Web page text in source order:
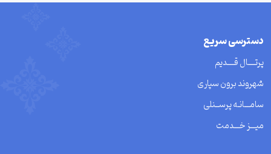
دسترسی سریع
پرتــــال قــــدیم
شهروند برون سپاری
سامـــانـه پرســنلی
میـــز خـــدمت